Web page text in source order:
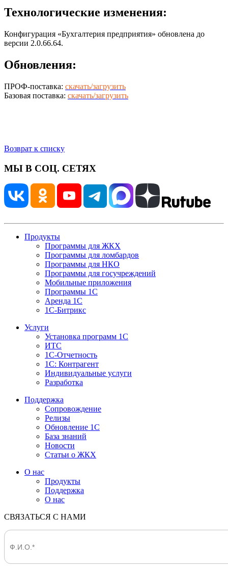
Технологические изменения:
Конфигурация «Бухгалтерия предприятия» обновлена до
версии 2.0.66.64.
Обновления:
ПРОФ-поставка: скачать/загрузить
Базовая поставка: скачать/загрузить
Возврат к списку
МЫ В СОЦ. СЕТЯХ
Продукты
Программы для ЖКХ
Программы для ломбардов
Программы для НКО
Программы для госучреждений
Мобильные приложения
Программы 1С
Аренда 1С
1С-Битрикс
Услуги
Установка программ 1С
ИТС
1С-Отчетность
1С: Контрагент
Индивидуальные услуги
Разработка
Поддержка
Сопровождение
Релизы
Обновление 1С
База знаний
Новости
Статьи о ЖКХ
О нас
Продукты
Поддержка
О нас
СВЯЗАТЬСЯ С НАМИ